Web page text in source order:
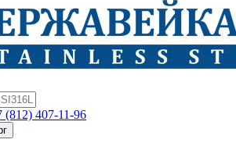
(812) 407-11-96